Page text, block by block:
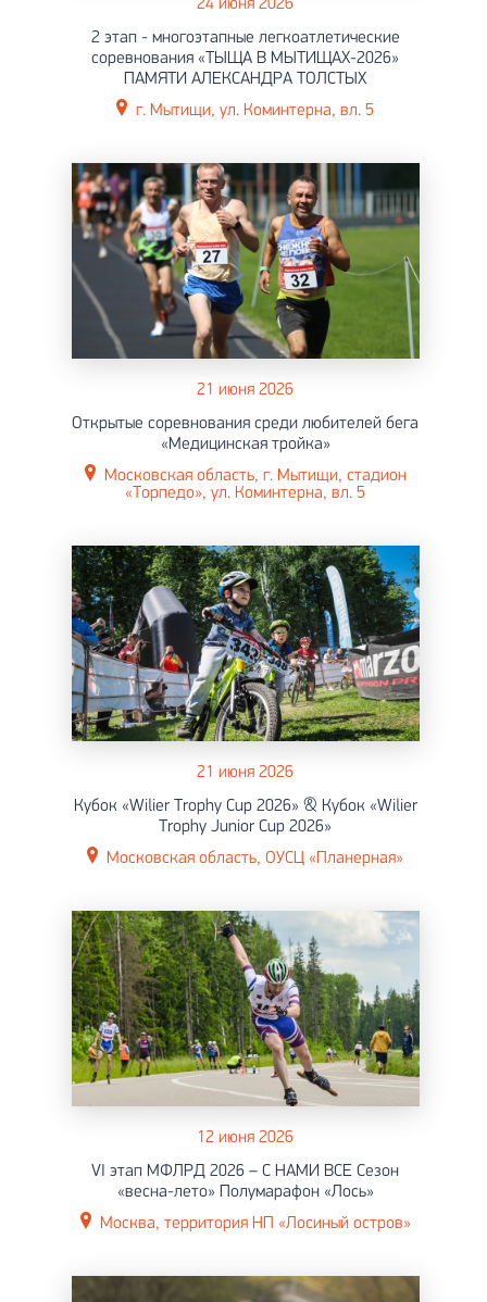
24 июня 2026
2 этап - многоэтапные легкоатлетические
соревнования «ТЫЩА В МЫТИЩАХ-2026»
ПАМЯТИ АЛЕКСАНДРА ТОЛСТЫХ
г. Мытищи, ул. Коминтерна, вл. 5
21 июня 2026
Открытые соревнования среди любителей бега
«Медицинская тройка»
Московская область, г. Мытищи, стадион
«Торпедо», ул. Коминтерна, вл. 5
21 июня 2026
Кубок «Wilier Trophy Cup 2026» & Кубок «Wilier
Trophy Junior Cup 2026»
Московская область, ОУСЦ «Планерная»
12 июня 2026
VI этап МФЛРД 2026 – С НАМИ ВСЕ Сезон
«весна-лето» Полумарафон «Лось»
Москва, территория НП «Лосиный остров»